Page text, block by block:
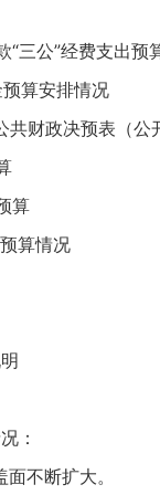
“三公”经费支出预
算安排情况
财政决预表（公
算
算情况
：
不断扩大。